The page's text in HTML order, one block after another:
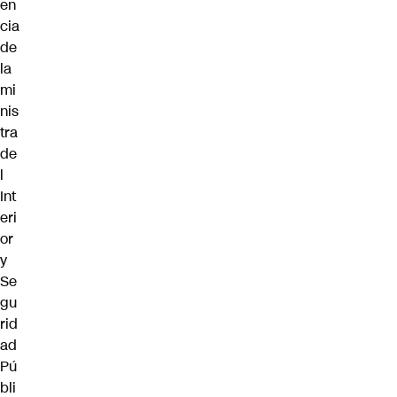
en
cia
de
la
mi
nis
tra
de
l
Int
eri
or
y
Se
gu
rid
ad
Pú
bli